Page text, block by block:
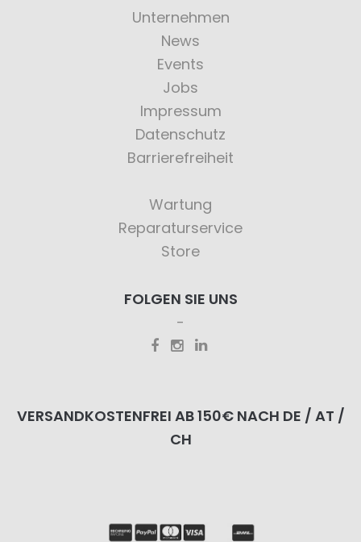
Unternehmen
News
Events
Jobs
Impressum
Datenschutz
Barrierefreiheit
Wartung
Reparaturservice
Store
FOLGEN SIE UNS
VERSANDKOSTENFREI AB 150€ NACH DE / AT /
CH